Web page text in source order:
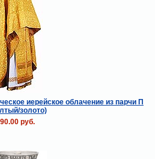
иерейское облачение из парчи П
золото)
руб.